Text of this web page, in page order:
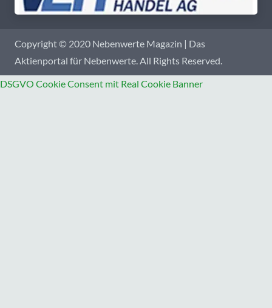
Copyright © 2020 Nebenwerte Magazin | Das
Aktienportal für Nebenwerte. All Rights Reserved.
DSGVO Cookie Consent mit Real Cookie Banner